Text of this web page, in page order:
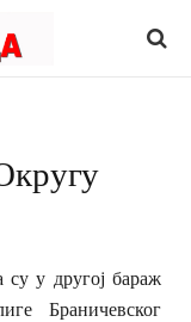
у другој бараж
Браничевског